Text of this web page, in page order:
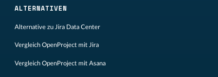
ALTERNATIVEN
Alternative zu Jira Data Center
Vergleich OpenProject mit Jira
Vergleich OpenProject mit Asana